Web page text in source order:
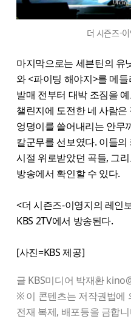
더 시즌즈-
마지막으로는 세븐틴의 유
와 <파이팅 해야지>를 메
발매 전부터 대박 조짐을
챌린지에 도전한 네 사람
엉덩이를 쓸어내리는 안무
칼군무를 선보였다. 이들
시절 위로받았던 곡들, 그
방송에서 확인할 수 있다.
<더 시즌즈-이영지의 레인
KBS 2TV에서 방송된다.
[사진=KBS 제공]
글 KBS미디어 박재환
※ 이 콘텐츠는 저작권법에
전재 복제, 배포등을 금합